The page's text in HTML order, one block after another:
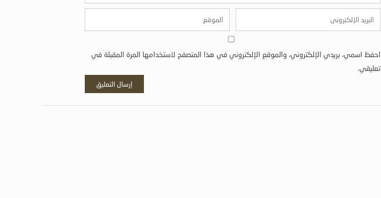
احفظ اسمي، بريدي الإلكتروني، والموقع الإلكتروني في هذا المتصفح لاستخدامها المرة المقبلة في
تعليقي.